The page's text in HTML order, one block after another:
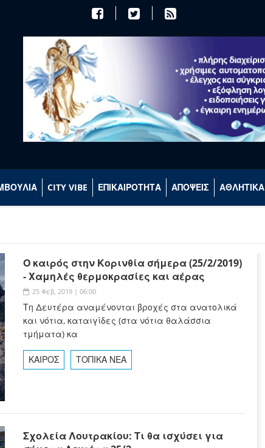
CITY VIBE ΕΠΙΚΑΙΡΟΤΗΤΑ ΑΠΟΨΕΙΣ ΑΘΛΗΤΙΚΑ
Ο καιρός στην Κορινθία σήμερα (25/2/2019)
- Χαμηλές θερμοκρασίες και αέρας
25 Φεβ, 2019 | 06:00
Τη Δευτέρα αναμένονται βροχές στα ανατολικά
και νότια, καταιγίδες (στα νότια θαλάσσια
τμήματα) κα
ΚΑΙΡΟΣ ΤΟΠΙΚΑ ΝΕΑ
Σχολεία Λουτρακίου: Τι θα ισχύσει για